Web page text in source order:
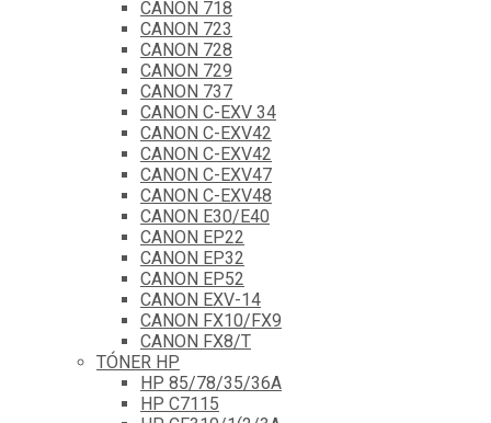
CANON 718
CANON 723
CANON 728
CANON 729
CANON 737
CANON C-EXV 34
CANON C-EXV42
CANON C-EXV42
CANON C-EXV47
CANON C-EXV48
CANON E30/E40
CANON EP22
CANON EP32
CANON EP52
CANON EXV-14
CANON FX10/FX9
CANON FX8/T
TÓNER HP
HP 85/78/35/36A
HP C7115